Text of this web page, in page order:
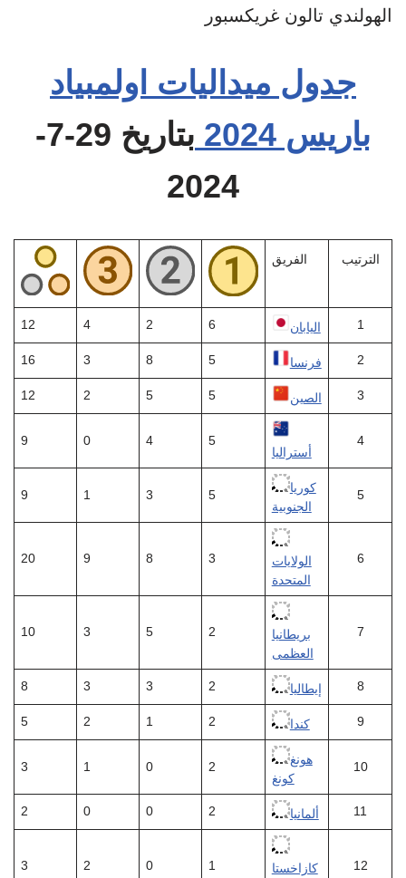
الهولندي تالون غريكسبور
جدول ميداليات اولمبياد
باريس 2024
بتاريخ 29-7-
2024
الفريق الترتيب
12 4 2 6 اليابان 1
16 3 8 5 فرنسا 2
12 2 5 5 الصين 3
9 0 4
5
أستراليا
4
9 1 3 5
كوريا
الجنوبية
5
20 9 8 3
الولايات
المتحدة
6
10 3 5 2
بريطانيا
العظمى
7
8 3 3 2 إيطاليا 8
5 2 1 2 كندا 9
3 1 0 2
هونغ
كونغ
10
2 0 0 2 ألمانيا 11
3 2 0 1
كازاخستا
12